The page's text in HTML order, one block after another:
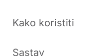
Kako koristiti
Sastav